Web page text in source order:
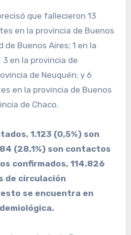
que fallecieron 13
en la provincia de Buenos
de Buenos Aires; 1 en la
3 en la provincia de
de Neuquén; y 6
en la provincia de Buenos
de Chaco.
1.123 (0,5%) son
(28,1%) son contactos
confirmados, 114.826
de circulación
se encuentra en